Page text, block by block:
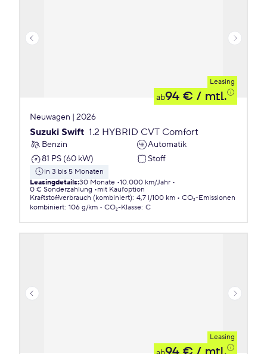
Leasing
ab94 € / mtl.
Neuwagen | 2026
Suzuki Swift 1.2 HYBRID CVT Comfort
Benzin
Automatik
81 PS (60 kW)
Stoff
in 3 bis 5 Monaten
Leasingdetails:30 Monate 10.000 km/Jahr
0 € Sonderzahlung
mit Kaufoption
Kraftstoffverbrauch (kombiniert): 4,7 l/100 km
CO₂-Emissionen
kombiniert: 106 g/km CO₂-Klasse: C
Leasing